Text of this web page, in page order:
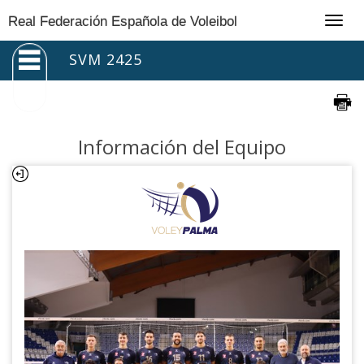
Real Federación Española de Voleibol
SVM 2425
Información del Equipo